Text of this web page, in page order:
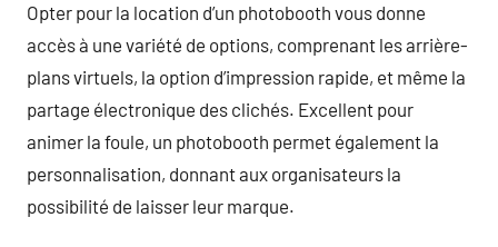
Opter pour la location d’un photobooth vous donne
accès à une variété de options, comprenant les arrière-
plans virtuels, la option d’impression rapide, et même la
partage électronique des clichés. Excellent pour
animer la foule, un photobooth permet également la
personnalisation, donnant aux organisateurs la
possibilité de laisser leur marque.